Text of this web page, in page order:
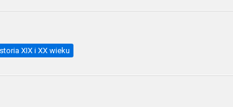
XIX i XX wieku